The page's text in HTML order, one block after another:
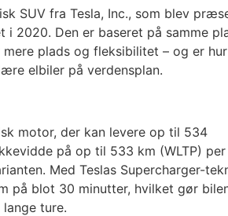
SUV fra Tesla, Inc., som blev
i 2020. Den er baseret på samme
plads og fleksibilitet – og er
elbiler på verdensplan.
motor, der kan levere op til 534
på op til 533 km (WLTP) per
Med Teslas Supercharger-
på blot 30 minutter, hvilket gør
ture.